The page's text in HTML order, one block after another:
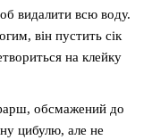
видалити всю воду.
він пустить сік
на клейку
обсмажений до
цибулю, але не